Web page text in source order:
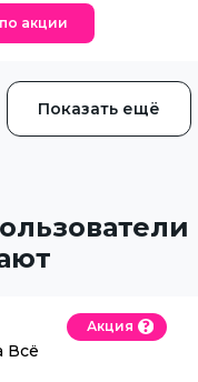
акции
Показать ещё
Всё
Акция